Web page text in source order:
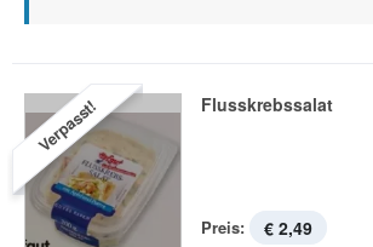
Verpasst! Flusskrebssalat
Preis: € 2,49